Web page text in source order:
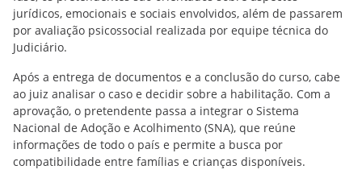
jurídicos, emocionais e sociais envolvidos, além de passarem
por avaliação psicossocial realizada por equipe técnica do
Judiciário.
Após a entrega de documentos e a conclusão do curso, cabe
ao juiz analisar o caso e decidir sobre a habilitação. Com a
aprovação, o pretendente passa a integrar o Sistema
Nacional de Adoção e Acolhimento (SNA), que reúne
informações de todo o país e permite a busca por
compatibilidade entre famílias e crianças disponíveis.